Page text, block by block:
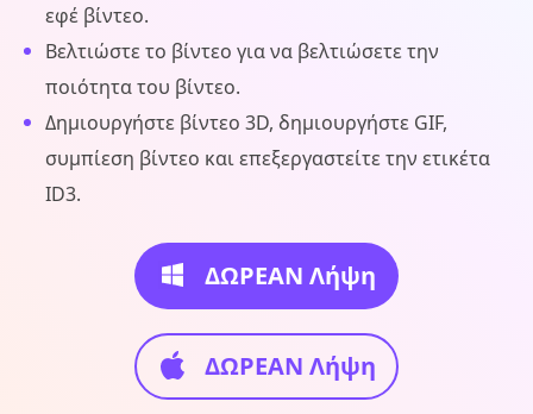
εφέ βίντεο.
Βελτιώστε το βίντεο για να βελτιώσετε την
ποιότητα του βίντεο.
Δημιουργήστε βίντεο 3D, δημιουργήστε GIF,
συμπίεση βίντεο και επεξεργαστείτε την ετικέτα
ID3.
ΔΩΡΕΑΝ Λήψη
ΔΩΡΕΑΝ Λήψη